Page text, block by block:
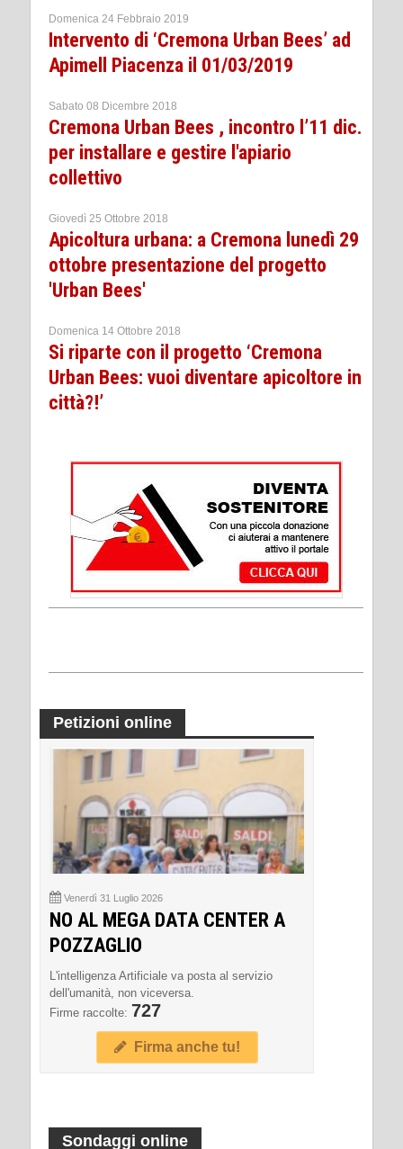
Domenica 24 Febbraio 2019
Intervento di ‘Cremona Urban Bees’ ad
Apimell Piacenza il 01/03/2019
Sabato 08 Dicembre 2018
Cremona Urban Bees , incontro l’11 dic.
per installare e gestire l'apiario
collettivo
Giovedì 25 Ottobre 2018
Apicoltura urbana: a Cremona lunedì 29
ottobre presentazione del progetto
'Urban Bees'
Domenica 14 Ottobre 2018
Si riparte con il progetto ‘Cremona
Urban Bees: vuoi diventare apicoltore in
città?!’
Petizioni online
Venerdì 31 Luglio 2026
NO AL MEGA DATA CENTER A
POZZAGLIO
L'intelligenza Artificiale va posta al servizio
dell'umanità, non viceversa.
Firme raccolte: 727
Firma anche tu!
Sondaggi online